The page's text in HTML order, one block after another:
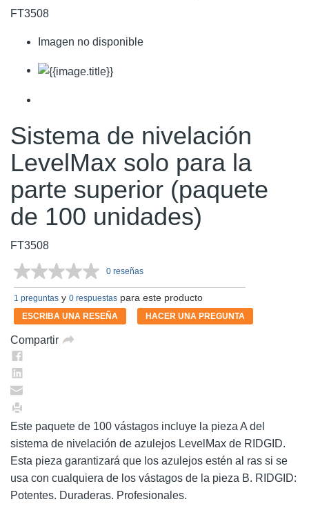
FT3508
Imagen no disponible
Sistema de nivelación
LevelMax solo para la
parte superior (paquete
de 100 unidades)
FT3508
Sin
puntuación.
Enlace
en
la
0 reseñas
1 preguntas y 0 respuestas para este producto
ESCRIBA UNA RESEÑA HACER UNA PREGUNTA
Compartir
Este paquete de 100 vástagos incluye la pieza A del
sistema de nivelación de azulejos LevelMax de RIDGID.
Esta pieza garantizará que los azulejos estén al ras si se
usa con cualquiera de los vástagos de la pieza B. RIDGID:
Potentes. Duraderas. Profesionales.